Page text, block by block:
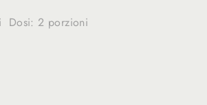
Dosi: 2 porzioni